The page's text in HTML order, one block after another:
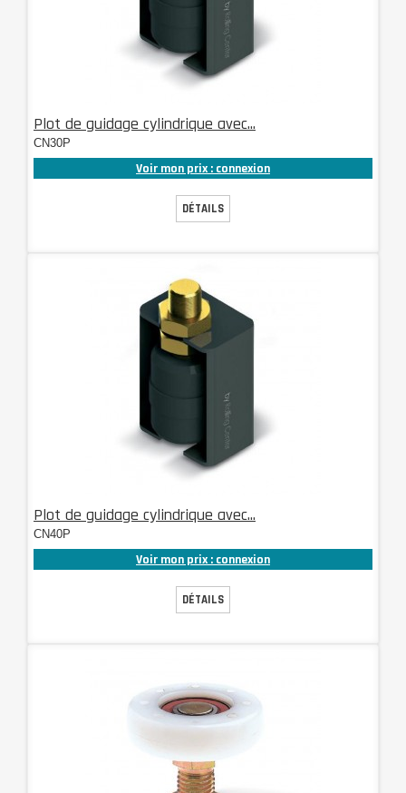
Plot de guidage cylindrique avec...
CN30P
Voir mon prix : connexion
DÉTAILS
Plot de guidage cylindrique avec...
CN40P
Voir mon prix : connexion
DÉTAILS